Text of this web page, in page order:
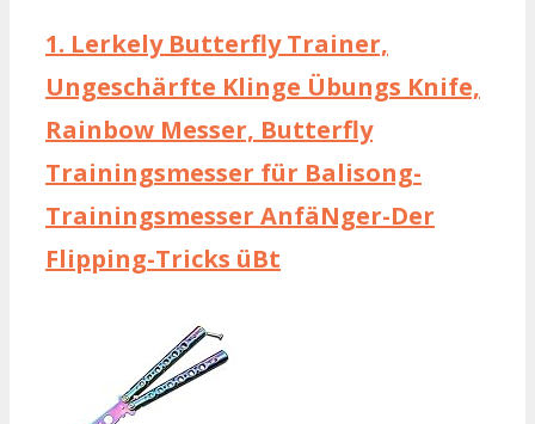
1. Lerkely Butterfly Trainer,
Ungeschärfte Klinge Übungs Knife,
Rainbow Messer, Butterfly
Trainingsmesser für Balisong-
Trainingsmesser AnfäNger-Der
Flipping-Tricks üBt